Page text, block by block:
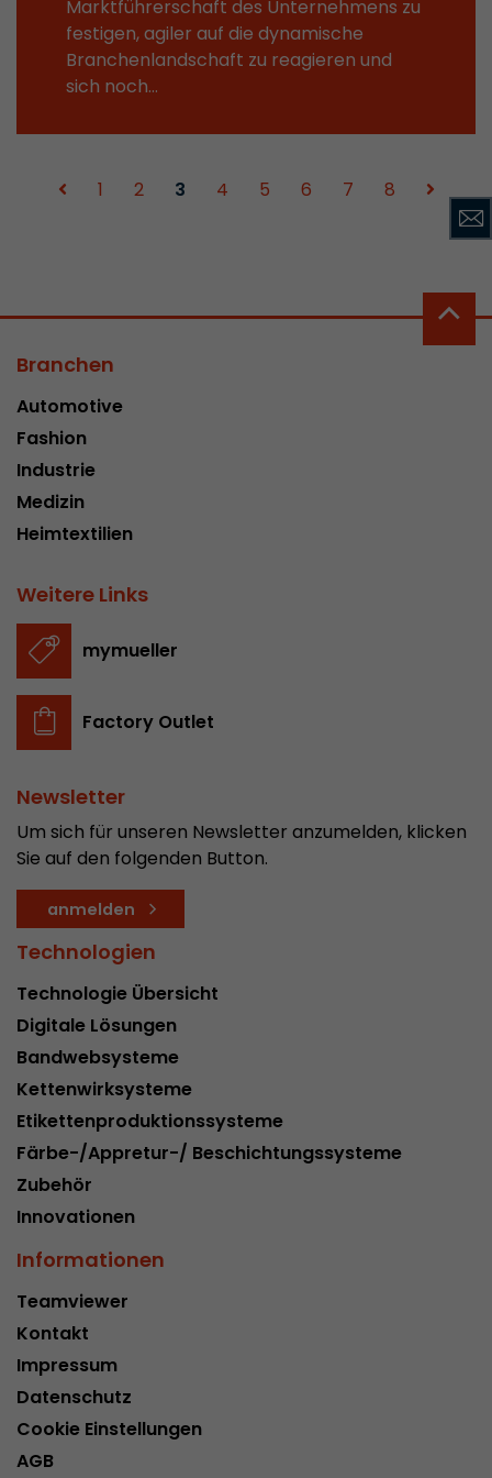
Marktführerschaft des Unternehmens zu
festigen, agiler auf die dynamische
Branchenlandschaft zu reagieren und
sich noch…
1 2 3 4 5 6 7 8
Branchen
Automotive
Fashion
Industrie
Medizin
Heimtextilien
Weitere Links
mymueller
Factory Outlet
Newsletter
Um sich für unseren Newsletter anzumelden, klicken
Sie auf den folgenden Button.
anmelden
Technologien
Technologie Übersicht
Digitale Lösungen
Bandwebsysteme
Kettenwirksysteme
Etikettenproduktionssysteme
Färbe-/Appretur-/ Beschichtungssysteme
Zubehör
Innovationen
Informationen
Teamviewer
Kontakt
Impressum
Datenschutz
Cookie Einstellungen
AGB